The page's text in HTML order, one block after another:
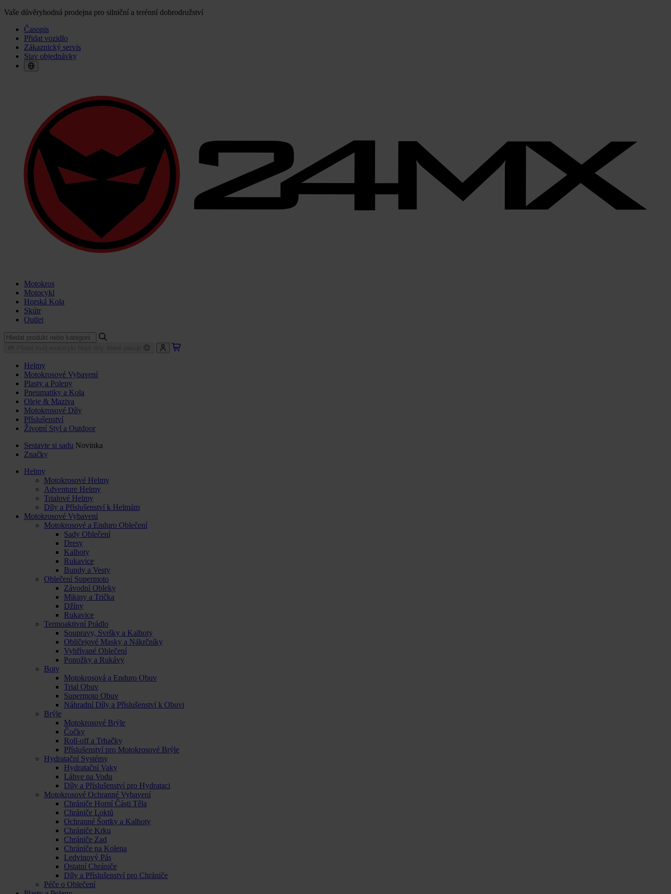
Vaše důvěryhodná prodejna pro silniční a terénní dobrodružství
Časopis
Přidat vozidlo
Zákaznický servis
Stav objednávky
Motokros
Motocykl
Horská Kola
Skútr
Outlet
Helmy
Motokrosové Vybavení
Plasty a Polepy
Pneumatiky a Kola
Oleje & Maziva
Motokrosové Díly
Příslušenství
Životní Styl a Outdoor
Sestavte si sadu Novinka
Značky
Helmy
Motokrosové Helmy
Adventure Helmy
Trialové Helmy
Díly a Příslušenství k Helmám
Motokrosové Vybavení
Motokrosové a Enduro Oblečení
Sady Oblečení
Dresy
Kalhoty
Rukavice
Bundy a Vesty
Oblečení Supermoto
Závodní Obleky
Mikiny a Trička
Džíny
Rukavice
Termoaktivní Prádlo
Soupravy, Svršky a Kalhoty
Obličejové Masky a Nákrčníky
Vyhřívané Oblečení
Ponožky a Rukávy
Boty
Motokrosová a Enduro Obuv
Trial Obuv
Supermoto Obuv
Náhradní Díly a Příslušenství k Obuvi
Brýle
Motokrosové Brýle
Čočky
Roll-off a Trhačky
Příslušenství pro Motokrosové Brýle
Hydratační Systémy
Hydratační Vaky
Láhve na Vodu
Díly a Příslušenství pro Hydrataci
Motokrosové Ochranné Vybavení
Chrániče Horní Části Těla
Chrániče Loktů
Ochranné Šortky a Kalhoty
Chrániče Krku
Chrániče Zad
Chrániče na Kolena
Ledvinový Pás
Ostatní Chrániče
Díly a Příslušenství pro Chrániče
Péče o Oblečení